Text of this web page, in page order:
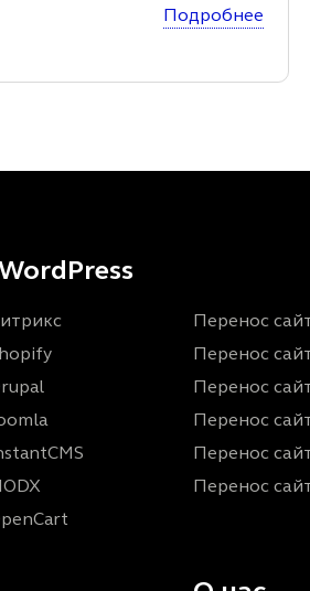
Подробнее
Перенос
Перенос
Перенос
Перенос
Перенос
Перенос